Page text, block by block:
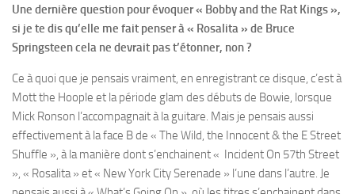
Une dernière question pour évoquer « Bobby and the Rat Kings »,
si je te dis qu’elle me fait penser à « Rosalita » de Bruce
Springsteen cela ne devrait pas t’étonner, non ?
Ce à quoi que je pensais vraiment, en enregistrant ce disque, c’est à
Mott the Hoople et la période glam des débuts de Bowie, lorsque
Mick Ronson l’accompagnait à la guitare. Mais je pensais aussi
effectivement à la face B de « The Wild, the Innocent & the E Street
Shuffle », à la manière dont s’enchainent « Incident On 57th Street
», « Rosalita » et « New York City Serenade » l’une dans l’autre. Je